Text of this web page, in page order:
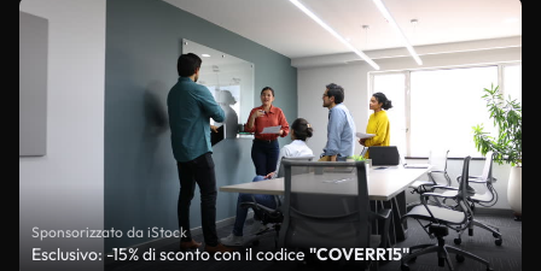
Sponsorizzato da iStock
Esclusivo: -15% di sconto con il codice "COVERR15"